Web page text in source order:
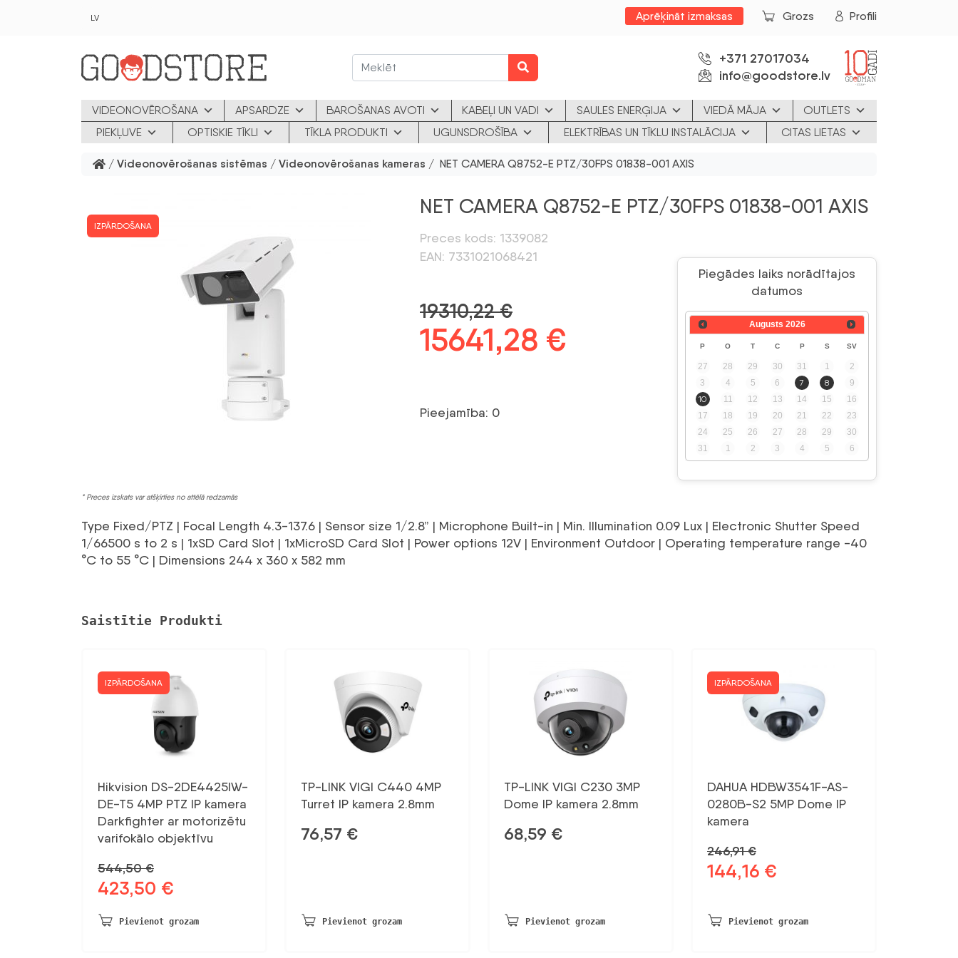
LV Aprēķināt izmaksas Grozs Profili
+371 27017034
info@goodstore.lv
VIDEONOVĒROŠANA APSARDZE BAROŠANAS AVOTI KABEĻI UN VADI SAULES ENERĢIJA VIEDĀ MĀJA
OUTLETS
PIEKĻUVE
OPTISKIE TĪKLI TĪKLA PRODUKTI UGUNSDROŠĪBA ELEKTRĪBAS UN TĪKLU INSTALĀCIJA CITAS LIETAS
/ Videonovērošanas sistēmas / Videonovērošanas kameras / NET CAMERA Q8752-E PTZ/30FPS 01838-001 AXIS
IZPĀRDOŠANA
* Preces izskats var atšķirties no attēlā redzamās
NET CAMERA Q8752-E PTZ/30FPS 01838-001 AXIS
Preces kods: 1339082
EAN: 7331021068421
Piegādes laiks norādītajos
datumos
Augusts 2026
P O T C P S SV
27 28 29 30 31 1
2
3
4 5 6 7 8
9
10
11 12 13 14 15
16
17
18 19 20 21 22
23
24
25 26 27 28 29
30
31
1 2 3 4 5 6
19310,22€
Sākotnējā
bija:
15641,28 € Pašreizējā
15641,28 €.
Pieejamība: 0
Type Fixed/PTZ | Focal Length 4.3-137.6 | Sensor size 1/2.8” | Microphone Built-in | Min. Illumination 0.09 Lux | Electronic Shutter Speed
1/66500 s to 2 s | 1xSD Card Slot | 1xMicroSD Card Slot | Power options 12V | Environment Outdoor | Operating temperature range -40
°C to 55 °C | Dimensions 244 x 360 x 582 mm
Saistītie Produkti
IZPĀRDOŠANA
Hikvision DS-2DE4425IW-
DE-T5 4MP PTZ IP kamera
Darkfighter ar motorizētu
varifokālo objektīvu
544,50€
Sākotnējā
bija:
423,50 €
ir:
Pievienot grozam
TP-LINK VIGI C440 4MP
Turret IP kamera 2.8mm
76,57 €
Pievienot grozam
TP-LINK VIGI C230 3MP
Dome IP kamera 2.8mm
68,59 €
Pievienot grozam
IZPĀRDOŠANA
DAHUA HDBW3541F-AS-
0280B-S2 5MP Dome IP
kamera
246,91€
Sākotnējā
246,91 €.
144,16 €
144,16 €.
Pievienot grozam